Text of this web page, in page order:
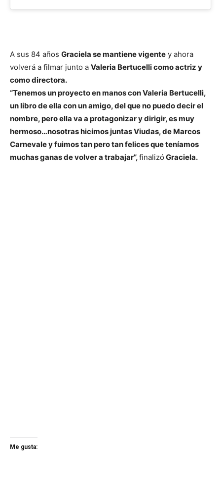
A sus 84 años Graciela se mantiene vigente y ahora
volverá a filmar junto a Valeria Bertucelli como actriz y
como directora.
“Tenemos un proyecto en manos con Valeria Bertucelli,
un libro de ella con un amigo, del que no puedo decir el
nombre, pero ella va a protagonizar y dirigir, es muy
hermoso…nosotras hicimos juntas Viudas, de Marcos
Carnevale y fuimos tan pero tan felices que teníamos
muchas ganas de volver a trabajar”,finalizó Graciela.
Me gusta: